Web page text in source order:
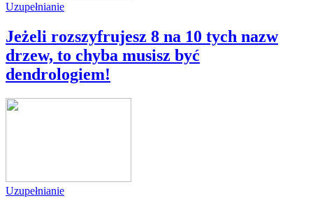
Uzupełnianie
Jeżeli rozszyfrujesz 8 na 10 tych nazw
drzew, to chyba musisz być
dendrologiem!
Uzupełnianie